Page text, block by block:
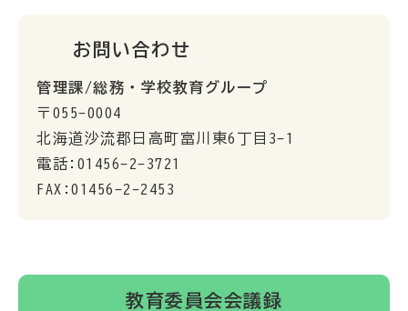
お問い合わせ
管理課/総務・学校教育グループ
〒055-0004
北海道沙流郡日高町富川東6丁目3-1
電話:01456-2-3721
FAX:01456-2-2453
教育委員会会議録